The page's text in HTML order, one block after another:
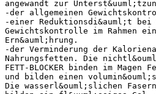
angewandt zur
-der allgemeinen
-einer Reduktionsdi&auml;t bei
Gewichtskontrolle im Rahmen
Ern&auml;hrung.
-der Verminderung der
Nahrungsfetten. Die
FETT-BLOCKER binden im Magen
und bilden einen
Die wasserl&ouml;slichen Fasern